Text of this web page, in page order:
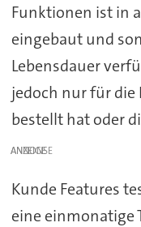
Funktionen ist in
eingebaut und
Lebensdauer
jedoch nur für die
bestellt hat oder
ANZEIGE
Kunde Features
eine einmonatige